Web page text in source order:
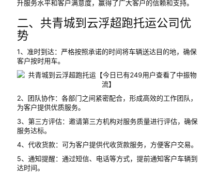
升服务水平和客户满意度，赢得了广大客户的信赖和支持。
二、共青城到云浮超跑托运公司优
势
1、准时到达：严格按照承诺的时间将车辆送达目的地，确保
客户按时用车。
2、团队协作：各部门之间紧密配合，形成高效的工作团队，
为客户提供优质服务。
3、第三方评估：邀请第三方机构对服务质量进行评估，确保
服务达标。
4、代收货款：可为客户提供代收货款服务，方便客户交易。
5、通知提醒：通过短信、电话等方式，提前通知客户车辆到
达时间。